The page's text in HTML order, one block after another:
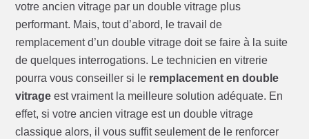
votre ancien vitrage par un double vitrage plus
performant. Mais, tout d’abord, le travail de
remplacement d’un double vitrage doit se faire à la suite
de quelques interrogations. Le technicien en vitrerie
pourra vous conseiller si le remplacement en double
vitrage est vraiment la meilleure solution adéquate. En
effet, si votre ancien vitrage est un double vitrage
classique alors, il vous suffit seulement de le renforcer